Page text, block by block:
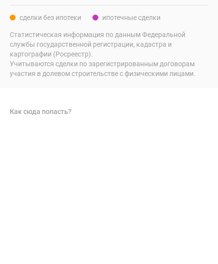
сделки без ипотеки ипотечные сделки
Статистическая информация по данным Федеральной
службы государственной регистрации, кадастра и
картографии (Росреестр).
Учитываются сделки по зарегистрированным договорам
участия в долевом строительстве с физическими лицами.
Как сюда попасть?